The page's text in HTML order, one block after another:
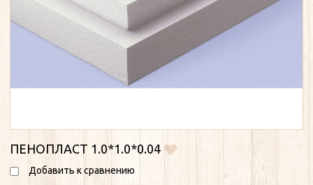
ПЕНОПЛАСТ 1.0*1.0*0.04
Добавить к сравнению